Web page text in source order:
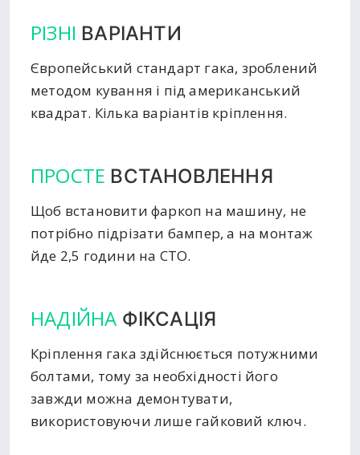
РІЗНІ ВАРІАНТИ
Європейський стандарт гака, зроблений
методом кування і під американський
квадрат. Кілька варіантів кріплення.
ПРОСТЕ ВСТАНОВЛЕННЯ
Щоб встановити фаркоп на машину, не
потрібно підрізати бампер, а на монтаж
йде 2,5 години на СТО.
НАДІЙНА ФІКСАЦІЯ
Кріплення гака здійснюється потужними
болтами, тому за необхідності його
завжди можна демонтувати,
використовуючи лише гайковий ключ.